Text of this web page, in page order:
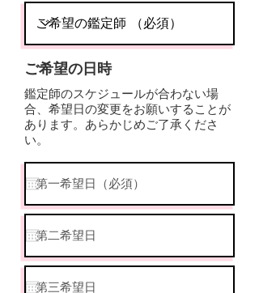
ご希望の日時
鑑定師のスケジュールが合わない場
合、希望日の変更をお願いすることが
あります。あらかじめご了承くださ
い。